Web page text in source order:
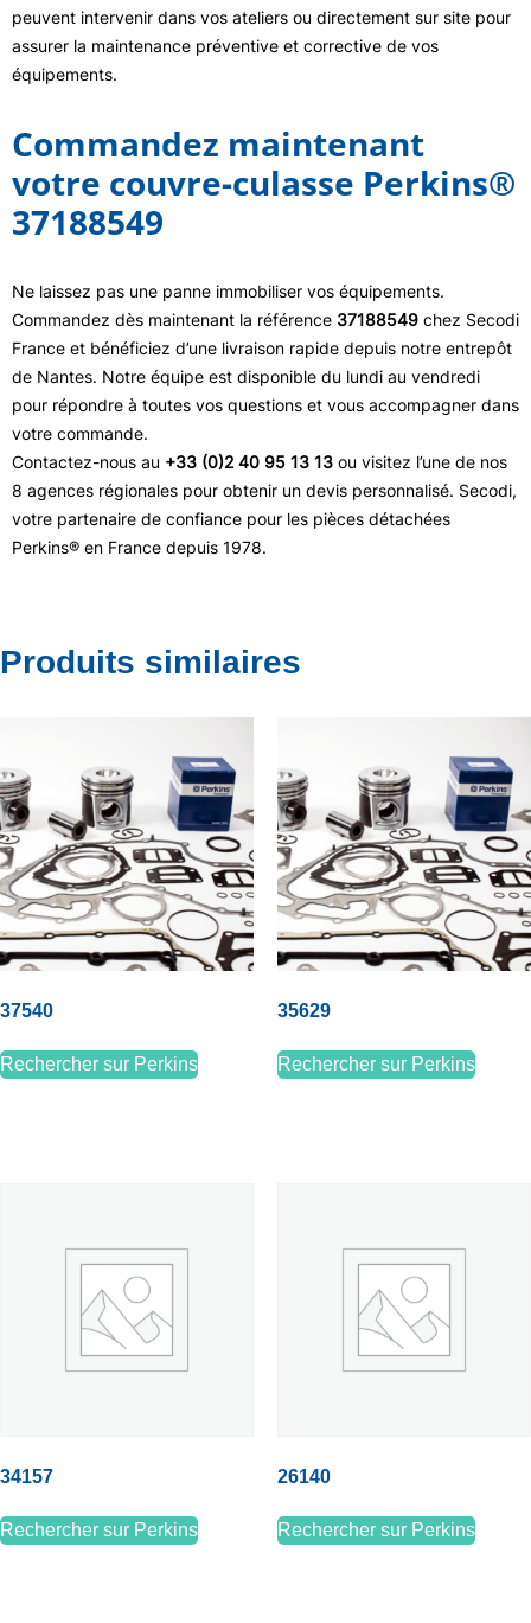
peuvent intervenir dans vos ateliers ou directement sur site pour
assurer la maintenance préventive et corrective de vos
équipements.
Commandez maintenant
votre couvre-culasse Perkins®
37188549
Ne laissez pas une panne immobiliser vos équipements.
Commandez dès maintenant la référence 37188549 chez Secodi
France et bénéficiez d’une livraison rapide depuis notre entrepôt
de Nantes. Notre équipe est disponible du lundi au vendredi
pour répondre à toutes vos questions et vous accompagner dans
votre commande.
Contactez-nous au +33 (0)2 40 95 13 13 ou visitez l’une de nos
8 agences régionales pour obtenir un devis personnalisé. Secodi,
votre partenaire de confiance pour les pièces détachées
Perkins® en France depuis 1978.
Produits similaires
37540
Rechercher sur Perkins
35629
Rechercher sur Perkins
34157
Rechercher sur Perkins
26140
Rechercher sur Perkins